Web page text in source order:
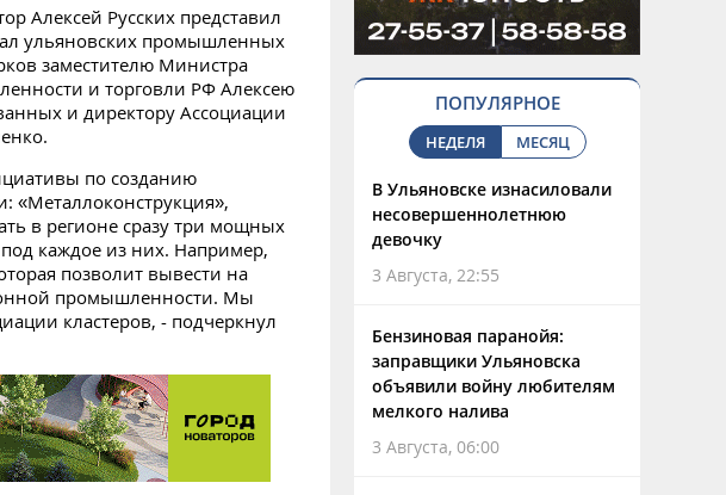
Алексей Русских представил
ульяновских промышленных
заместителю Министра
и торговли РФ Алексею
и директору Ассоциации
по созданию
«Металлоконструкция»,
в регионе сразу три мощных
каждое из них. Например,
позволит вывести на
промышленности. Мы
кластеров, - подчеркнул
ПОПУЛЯРНОЕ
НЕДЕЛЯ МЕСЯЦ
В Ульяновске изнасиловали
несовершеннолетнюю
девочку
3 Августа, 22:55
Бензиновая паранойя:
заправщики Ульяновска
объявили войну любителям
мелкого налива
3 Августа, 06:00